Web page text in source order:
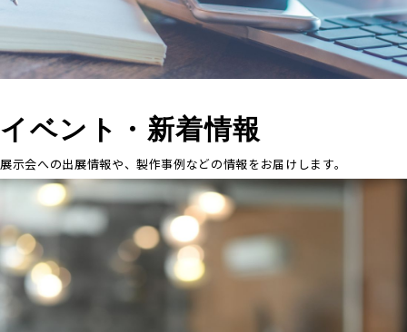
イベント・新着情報
展示会への出展情報や、製作事例などの情報をお届けします。